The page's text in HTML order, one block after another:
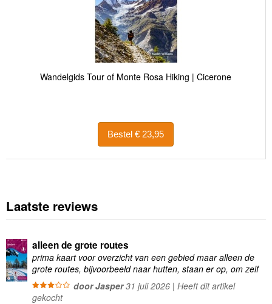
Wandelgids Tour of Monte Rosa Hiking | Cicerone
Bestel € 23,95
Laatste reviews
alleen de grote routes
prima kaart voor overzicht van een gebied maar alleen de
grote routes, bijvoorbeeld naar hutten, staan er op, om zelf
wandelingen te plannen minder geschikt
door Jasper31 juli 2026 | Heeft dit artikel
gekocht